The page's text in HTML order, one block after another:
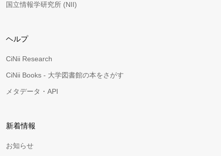
国立情報学研究所 (NII)
ヘルプ
CiNii Research
CiNii Books - 大学図書館の本をさがす
メタデータ・API
新着情報
お知らせ